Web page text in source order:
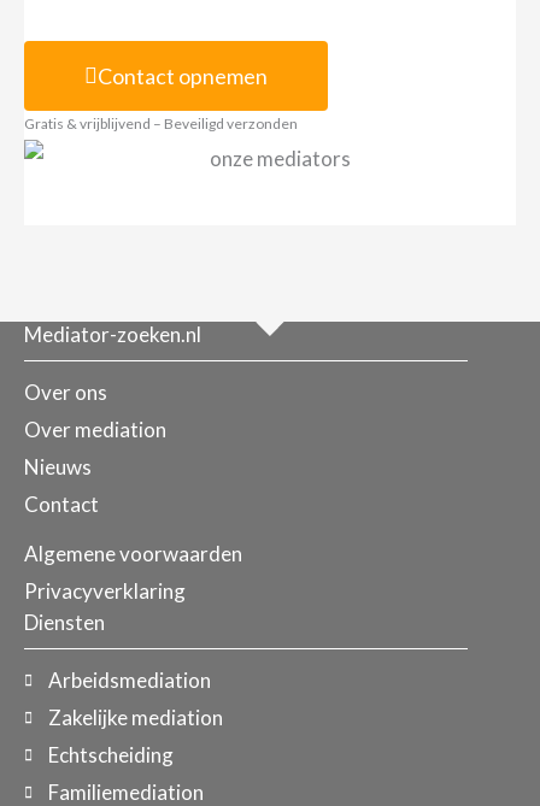
Contact opnemen
Gratis & vrijblijvend – Beveiligd verzonden
Mediator-zoeken.nl
Over ons
Over mediation
Nieuws
Contact
Algemene voorwaarden
Privacyverklaring
Diensten
Arbeidsmediation
Zakelijke mediation
Echtscheiding
Familiemediation